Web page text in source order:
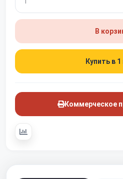
В
Купить в
Коммерческое